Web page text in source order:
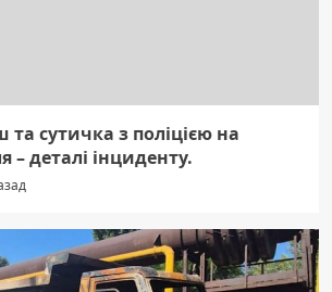
сутичка з поліцією на
– деталі інциденту.